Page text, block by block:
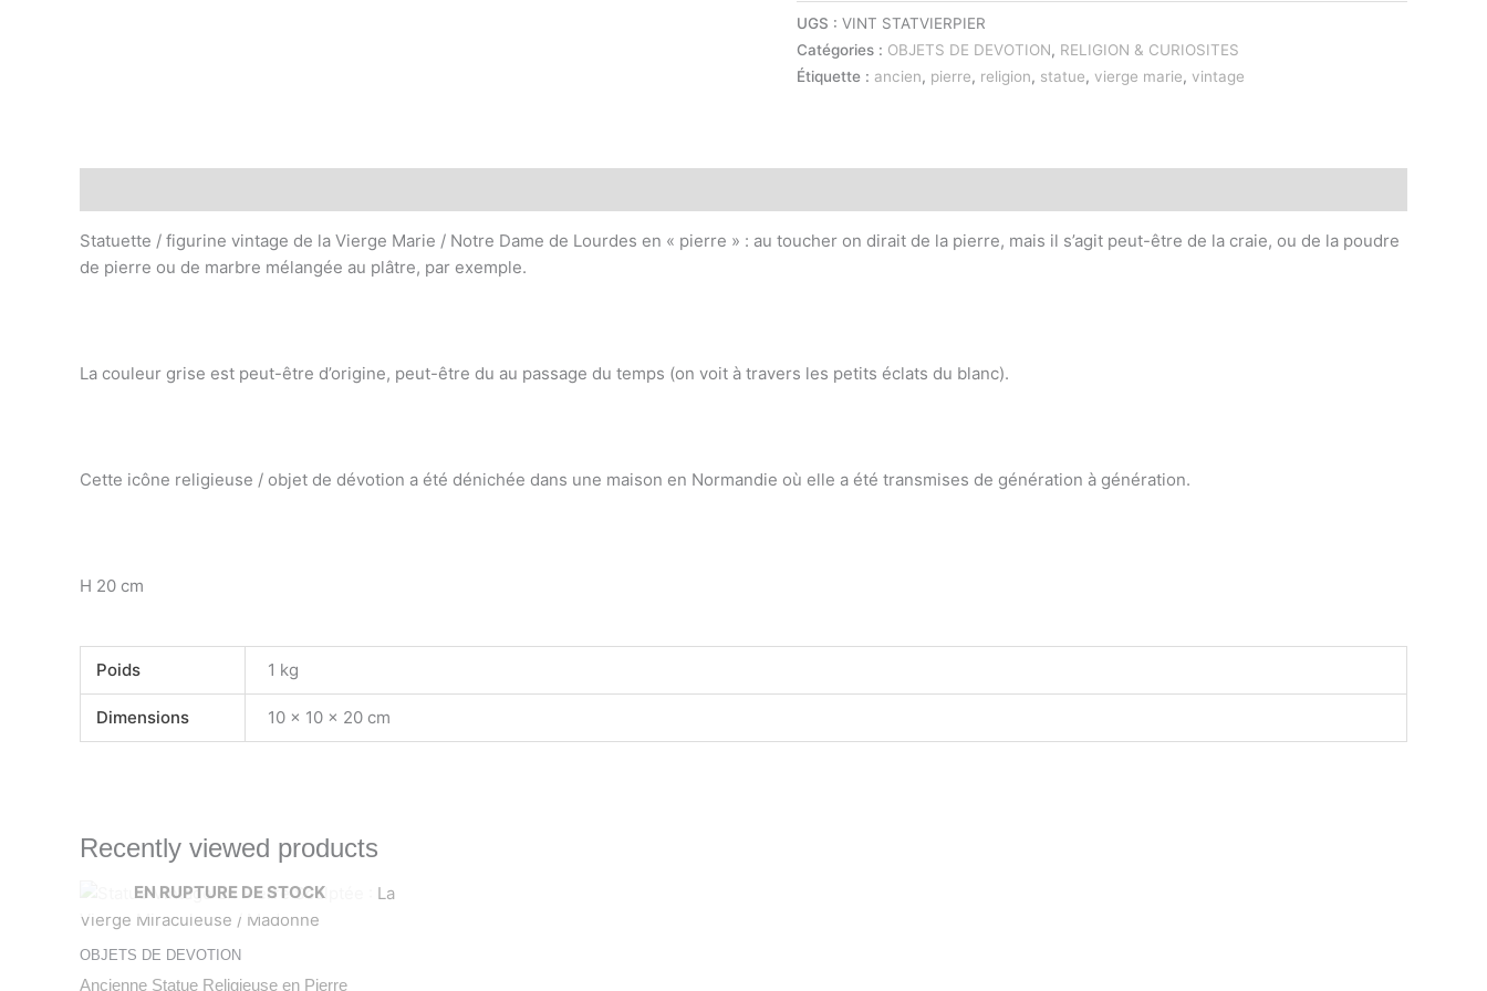
UGS : VINT STATVIERPIER
Catégories : OBJETS DE DEVOTION, RELIGION & CURIOSITES
Étiquette : ancien, pierre, religion, statue, vierge marie, vintage
Statuette / figurine vintage de la Vierge Marie / Notre Dame de Lourdes en « pierre » : au toucher on dirait de la pierre, mais il s’agit peut-être de la craie, ou de la poudre
de pierre ou de marbre mélangée au plâtre, par exemple.
La couleur grise est peut-être d’origine, peut-être du au passage du temps (on voit à travers les petits éclats du blanc).
Cette icône religieuse / objet de dévotion a été dénichée dans une maison en Normandie où elle a été transmises de génération à génération.
H 20 cm
Poids 1 kg
Dimensions 10 × 10 × 20 cm
Recently viewed products
EN RUPTURE DE STOCK
OBJETS DE DEVOTION
Ancienne Statue Religieuse en Pierre